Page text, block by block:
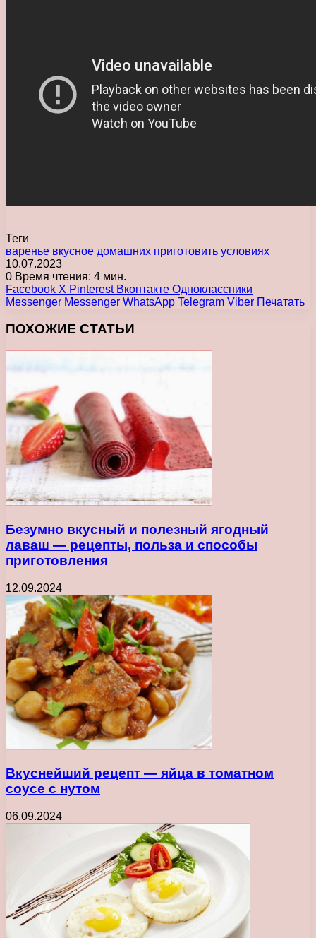
Теги
варенье вкусное домашних приготовить условиях
10.07.2023
0 Время чтения: 4 мин.
Facebook X Pinterest Вконтакте Одноклассники
Messenger Messenger WhatsApp Telegram Viber Печатать
ПОХОЖИЕ СТАТЬИ
Безумно вкусный и полезный ягодный
лаваш — рецепты, польза и способы
приготовления
12.09.2024
Вкуснейший рецепт — яйца в томатном
соусе с нутом
06.09.2024